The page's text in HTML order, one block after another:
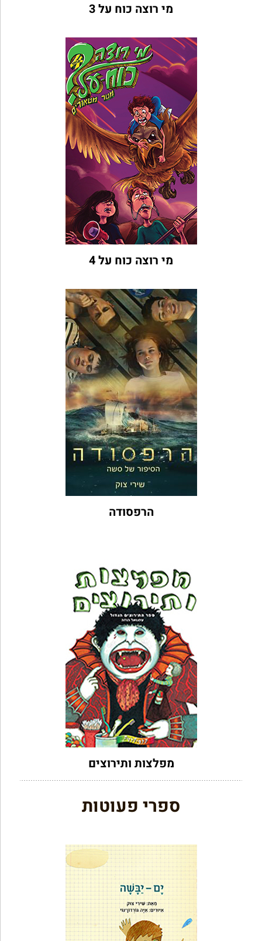
מי רוצה כוח על 3
מי רוצה כוח על 4
הרפסודה
מפלצות ותירוצים
ספרי פעוטות